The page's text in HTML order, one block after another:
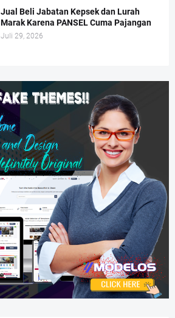
Jual Beli Jabatan Kepsek dan Lurah
Marak Karena PANSEL Cuma Pajangan
Juli 29, 2026